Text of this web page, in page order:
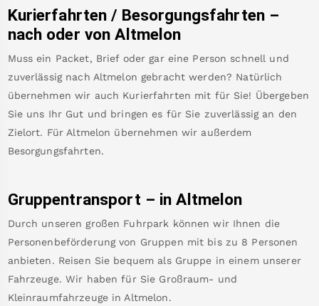
Kurierfahrten / Besorgungsfahrten –
nach oder von Altmelon
Muss ein Packet, Brief oder gar eine Person schnell und
zuverlässig nach Altmelon gebracht werden? Natürlich
übernehmen wir auch Kurierfahrten mit für Sie! Übergeben
Sie uns Ihr Gut und bringen es für Sie zuverlässig an den
Zielort. Für Altmelon übernehmen wir außerdem
Besorgungsfahrten.
Gruppentransport – in Altmelon
Durch unseren großen Fuhrpark können wir Ihnen die
Personenbeförderung von Gruppen mit bis zu 8 Personen
anbieten. Reisen Sie bequem als Gruppe in einem unserer
Fahrzeuge. Wir haben für Sie Großraum- und
Kleinraumfahrzeuge in Altmelon.